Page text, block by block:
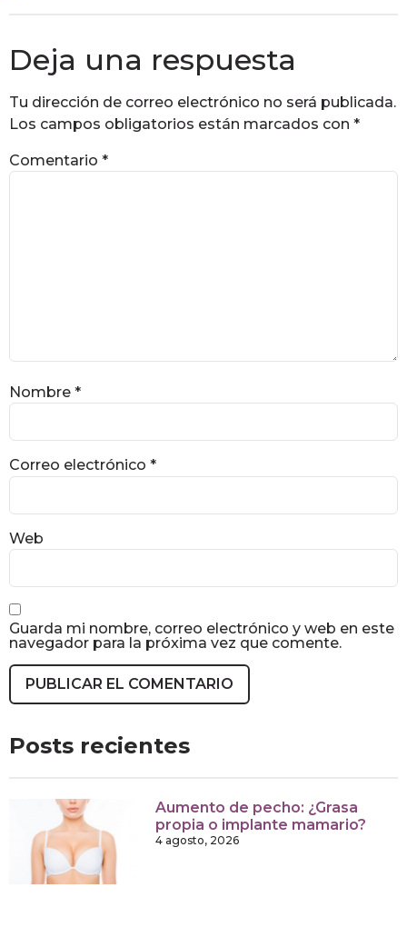
Deja una respuesta
Tu dirección de correo electrónico no será publicada.
Los campos obligatorios están marcados con *
Comentario *
Nombre *
Correo electrónico *
Web
Guarda mi nombre, correo electrónico y web en este
navegador para la próxima vez que comente.
Posts recientes
Aumento de pecho: ¿Grasa
propia o implante mamario?
4 agosto, 2026